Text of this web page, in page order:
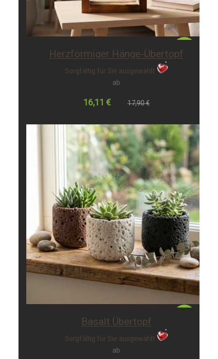
-10%
Herzförmiger Hänge-Übertopf
Sorgfältig für Sie ausgewählt
ab
16,11 € 17,90 €
Basalt Übertopf
Sorgfältig für Sie ausgewählt
ab